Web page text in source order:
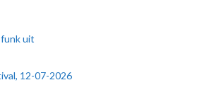
uit
12-07-2026